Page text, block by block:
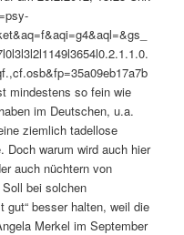
mindestens so fein wie
im Deutschen, u.a.
ziemlich tadellose
Doch warum wird auch hier
auch nüchtern von
bei solchen
gut“ besser halten, weil die
Merkel im September